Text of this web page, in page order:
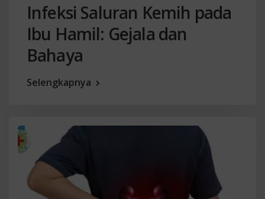
Infeksi Saluran Kemih pada
Ibu Hamil: Gejala dan
Bahaya
Selengkapnya